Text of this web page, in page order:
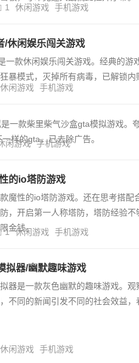
1 休闲游戏 手机游戏
/休闲娱乐闯关游戏
一款休闲娱乐闯关游戏。经典的游
暴模式，灭掉所有病毒，已解锁内
休闲游戏 手机游戏
一款柴里柴气沙盒gta模拟游戏。
样的gta，已去除广告。
闲游戏 手机游戏
的io塔防游戏
魔性的io塔防游戏。还在思考搭配
，开启第一人称塔防，塔防经验
金钱。
1 休闲游戏 手机游戏
拟器/幽默趣味游戏
器是一款灰色幽默的趣味游戏。
不同的新闻引发不同的社会效益，
休闲游戏 手机游戏